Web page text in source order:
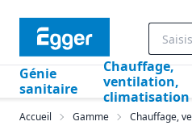
Génie
sanitaire
Chauffage,
ventilation,
climatisation
Accueil Gamme Chauffage,